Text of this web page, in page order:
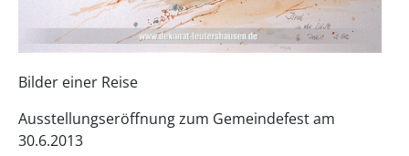
Bilder einer Reise
Ausstellungseröffnung zum Gemeindefest am
30.6.2013